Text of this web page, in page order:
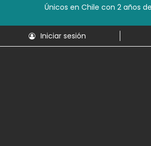
Únicos en Chile con 2 años
Iniciar sesión